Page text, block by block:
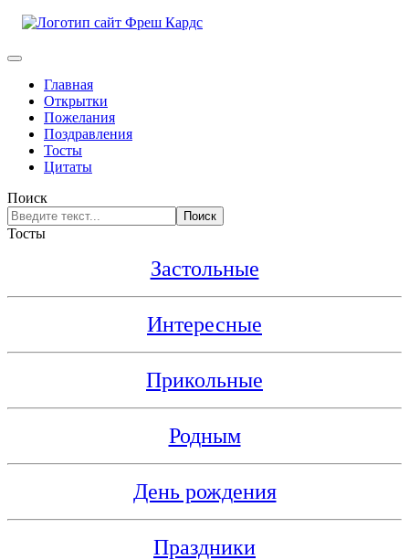
Главная
Открытки
Пожелания
Поздравления
Тосты
Цитаты
Поиск
Поиск
Тосты
Застольные
Интересные
Прикольные
Родным
День рождения
Праздники